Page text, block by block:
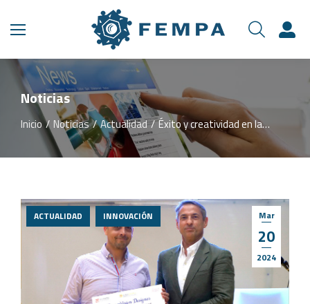
Noticias
Estás aquí:
Inicio Noticias Actualidad Éxito y creatividad en la…
Mar
20
2024
ACTUALIDAD INNOVACIÓN